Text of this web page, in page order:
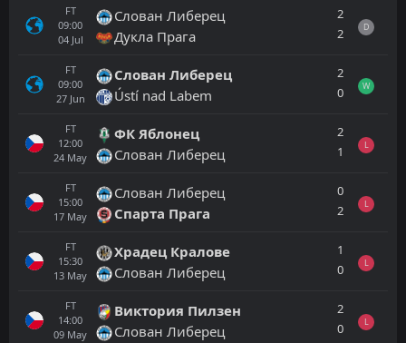
FT
09:00
04 Jul
Слован Либерец
Дукла Прага
2
2
D
FT
09:00
27 Jun
Слован Либерец
Ústí nad Labem
2
0
W
FT
12:00
24 May
ФК Яблонец
Слован Либерец
2
1
L
FT
15:00
17 May
Слован Либерец
Спарта Прага
0
2
L
FT
15:30
13 May
Храдец Кралове
Слован Либерец
1
0
L
FT
14:00
09 May
Виктория Пилзен
Слован Либерец
2
0
L